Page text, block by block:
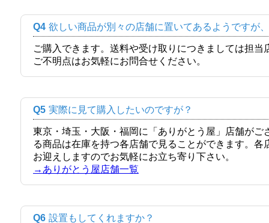
Q4 欲しい商品が別々の店舗に置いてあるようですが
ご購入できます。送料や受け取りにつきましては担
ご不明点はお気軽にお問合せください。
Q5 実際に見て購入したいのですが？
東京・埼玉・大阪・福岡に「ありがとう屋」店舗が
る商品は在庫を持つ各店舗で見ることができます。
お迎えしますのでお気軽にお立ち寄り下さい。
→ありがとう屋店舗一覧
Q6 設置もしてくれますか？